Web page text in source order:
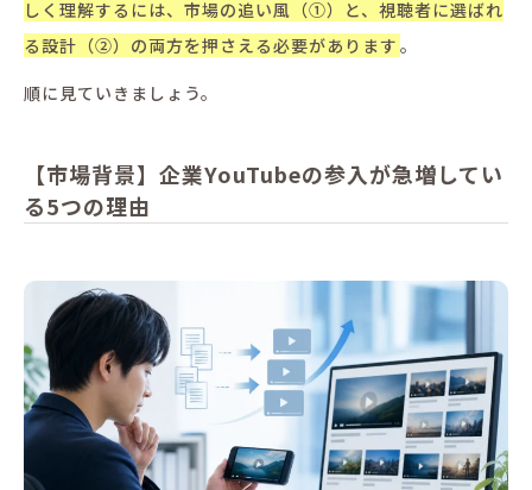
しく理解するには、市場の追い風（①）と、視聴者に選ばれ
る設計（②）の両方を押さえる必要があります 。
順に見ていきましょう。
【市場背景】企業YouTubeの参入が急増してい
る5つの理由